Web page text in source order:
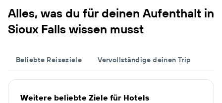
Alles, was du für deinen Aufenthalt in
Sioux Falls wissen musst
Beliebte Reiseziele Vervollständige deinen Trip
Weitere beliebte Ziele für Hotels